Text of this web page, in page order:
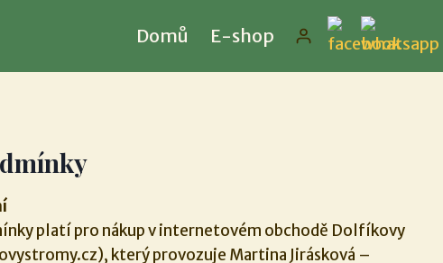
Domů E-shop
platí pro nákup v internetovém obchodě Dolfíkovy
který provozuje Martina Jirásková –